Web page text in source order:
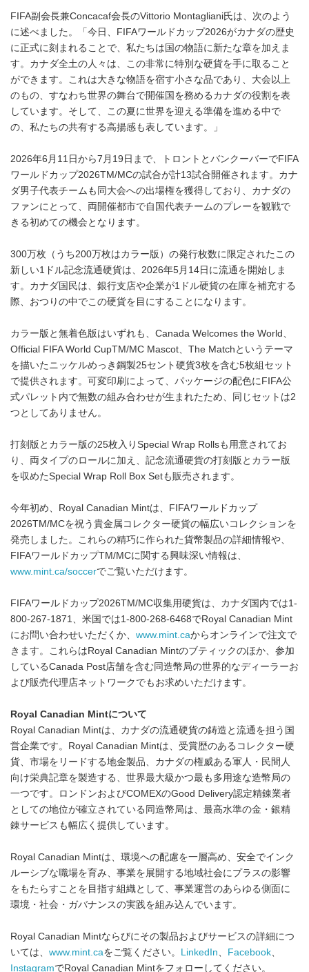
FIFA副会長兼Concacaf会長のVittorio Montagliani氏は、次のよう
に述べました。「今日、FIFAワールドカップ2026がカナダの歴史
に正式に刻まれることで、私たちは国の物語に新たな章を加えま
す。カナダ全土の人々は、この非常に特別な硬貨を手に取ること
ができます。これは大きな物語を宿す小さな品であり、大会以上
のもの、すなわち世界の舞台で開催国を務めるカナダの役割を表
しています。そして、この夏に世界を迎える準備を進める中で
の、私たちの共有する高揚感も表しています。」
2026年6月11日から7月19日まで、トロントとバンクーバーでFIFA
ワールドカップ2026TM/MCの試合が計13試合開催されます。カナ
ダ男子代表チームも同大会への出場権を獲得しており、カナダの
ファンにとって、両開催都市で自国代表チームのプレーを観戦で
きる初めての機会となります。
300万枚（うち200万枚はカラー版）の発行枚数に限定されたこの
新しい1ドル記念流通硬貨は、2026年5月14日に流通を開始しま
す。カナダ国民は、銀行支店や企業が1ドル硬貨の在庫を補充する
際、おつりの中でこの硬貨を目にすることになります。
カラー版と無着色版はいずれも、Canada Welcomes the World、
Official FIFA World CupTM/MC Mascot、The Matchというテーマ
を描いたニッケルめっき鋼製25セント硬貨3枚を含む5枚組セット
で提供されます。可変印刷によって、パッケージの配色にFIFA公
式パレット内で無数の組み合わせが生まれたため、同じセットは2
つとしてありません。
打刻版とカラー版の25枚入りSpecial Wrap Rollsも用意されてお
り、両タイプのロールに加え、記念流通硬貨の打刻版とカラー版
を収めたSpecial Wrap Roll Box Setも販売されます。
今年初め、Royal Canadian Mintは、FIFAワールドカップ
2026TM/MCを祝う貴金属コレクター硬貨の幅広いコレクションを
発売しました。これらの精巧に作られた貨幣製品の詳細情報や、
FIFAワールドカップTM/MCに関する興味深い情報は、
www.mint.ca/soccerでご覧いただけます。
FIFAワールドカップ2026TM/MC収集用硬貨は、カナダ国内では1-
800-267-1871、米国では1-800-268-6468でRoyal Canadian Mint
にお問い合わせいただくか、 www.mint.caからオンラインで注文で
きます。これらはRoyal Canadian Mintのブティックのほか、参加
しているCanada Post店舗を含む同造幣局の世界的なディーラーお
よび販売代理店ネットワークでもお求めいただけます。
Royal Canadian Mintについて
Royal Canadian Mintは、カナダの流通硬貨の鋳造と流通を担う国
営企業です。Royal Canadian Mintは、受賞歴のあるコレクター硬
貨、市場をリードする地金製品、カナダの権威ある軍人・民間人
向け栄典記章を製造する、世界最大級かつ最も多用途な造幣局の
一つです。ロンドンおよびCOMEXのGood Delivery認定精錬業者
としての地位が確立されている同造幣局は、最高水準の金・銀精
錬サービスも幅広く提供しています。
Royal Canadian Mintは、環境への配慮を一層高め、安全でインク
ルーシブな職場を育み、事業を展開する地域社会にプラスの影響
をもたらすことを目指す組織として、事業運営のあらゆる側面に
環境・社会・ガバナンスの実践を組み込んでいます。
Royal Canadian Mintならびにその製品およびサービスの詳細につ
いては、 www.mint.caをご覧ください。 LinkedIn、 Facebook、
InstagramでRoyal Canadian Mintをフォローしてください。